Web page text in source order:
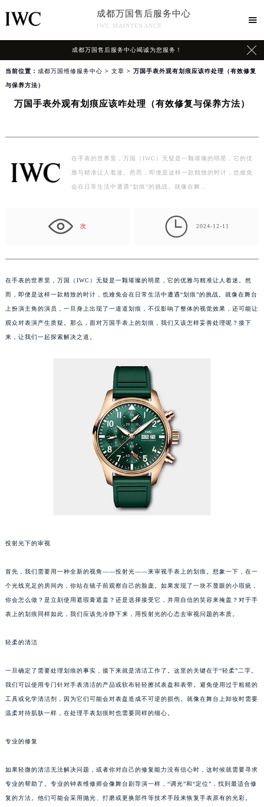
成都万国售后服务中心
IWC MAINTENANCE

成都万国售后服务中心竭诚为您服务！ 
当前位置： 成都万国维修服务中心 > 文章 > 万国手表外观有划痕应该咋处理（有效修复
与保养方法）
万国手表外观有划痕应该咋处理（有效修复与保养方法）
在手表的世界里，万国（IWC）无疑是一颗璀璨的明星，它的优
雅与精准让人着迷。然而，即便是这样一款精致的时计，也难免
会在日常生活中遭遇“划痕”的挑战。就像在舞…
次  2024-12-11
在手表的世界里，万国（IWC）无疑是一颗璀璨的明星，它的优雅与精准让人着迷。然
而，即便是这样一款精致的时计，也难免会在日常生活中遭遇“划痕”的挑战。就像在舞台
上扮演主角的演员，一旦身上出现了一道道划痕，不仅影响了整体的视觉效果，还可能让
观众对表演产生质疑。那么，面对万国手表上的划痕，我们又该怎样妥善处理呢？接下
来，让我们一起探索解决之道。
投射光下的审视
首先，我们需要用一种全新的视角——投射光——来审视手表上的划痕。想象一下，在一
个光线充足的房间内，你站在镜子前观察自己的脸庞。如果发现了一块不显眼的小瑕疵，
你会怎么做？是立刻使用遮瑕膏遮盖？还是选择接受它，并用自信的笑容来掩盖？对于手
表上的划痕同样如此，我们应该先冷静下来，用投射光的心态去审视问题的本质。
轻柔的清洁
一旦确定了需要处理划痕的事实，接下来就是清洁工作了。这里的关键在于“轻柔”二字。
我们可以使用专门针对手表清洁的产品或软布轻轻擦拭表盘和表带。避免使用过于粗糙的
工具或化学清洁剂，因为它们可能会对表盘造成不可逆的损伤。就像在舞台上卸妆时需要
温柔对待肌肤一样，在处理手表划痕时也需要同样的细心。
专业的修复
如果轻微的清洁无法解决问题，或者你对自己的修复能力没有信心时，这时候就需要寻求
专业的帮助了。专业的钟表维修师会像舞台剧导演一样，“调光”和“定位”，找到最适合修
复的方法。他们可能会采用抛光、打磨或更换部件等技术手段来恢复手表原有的光彩。